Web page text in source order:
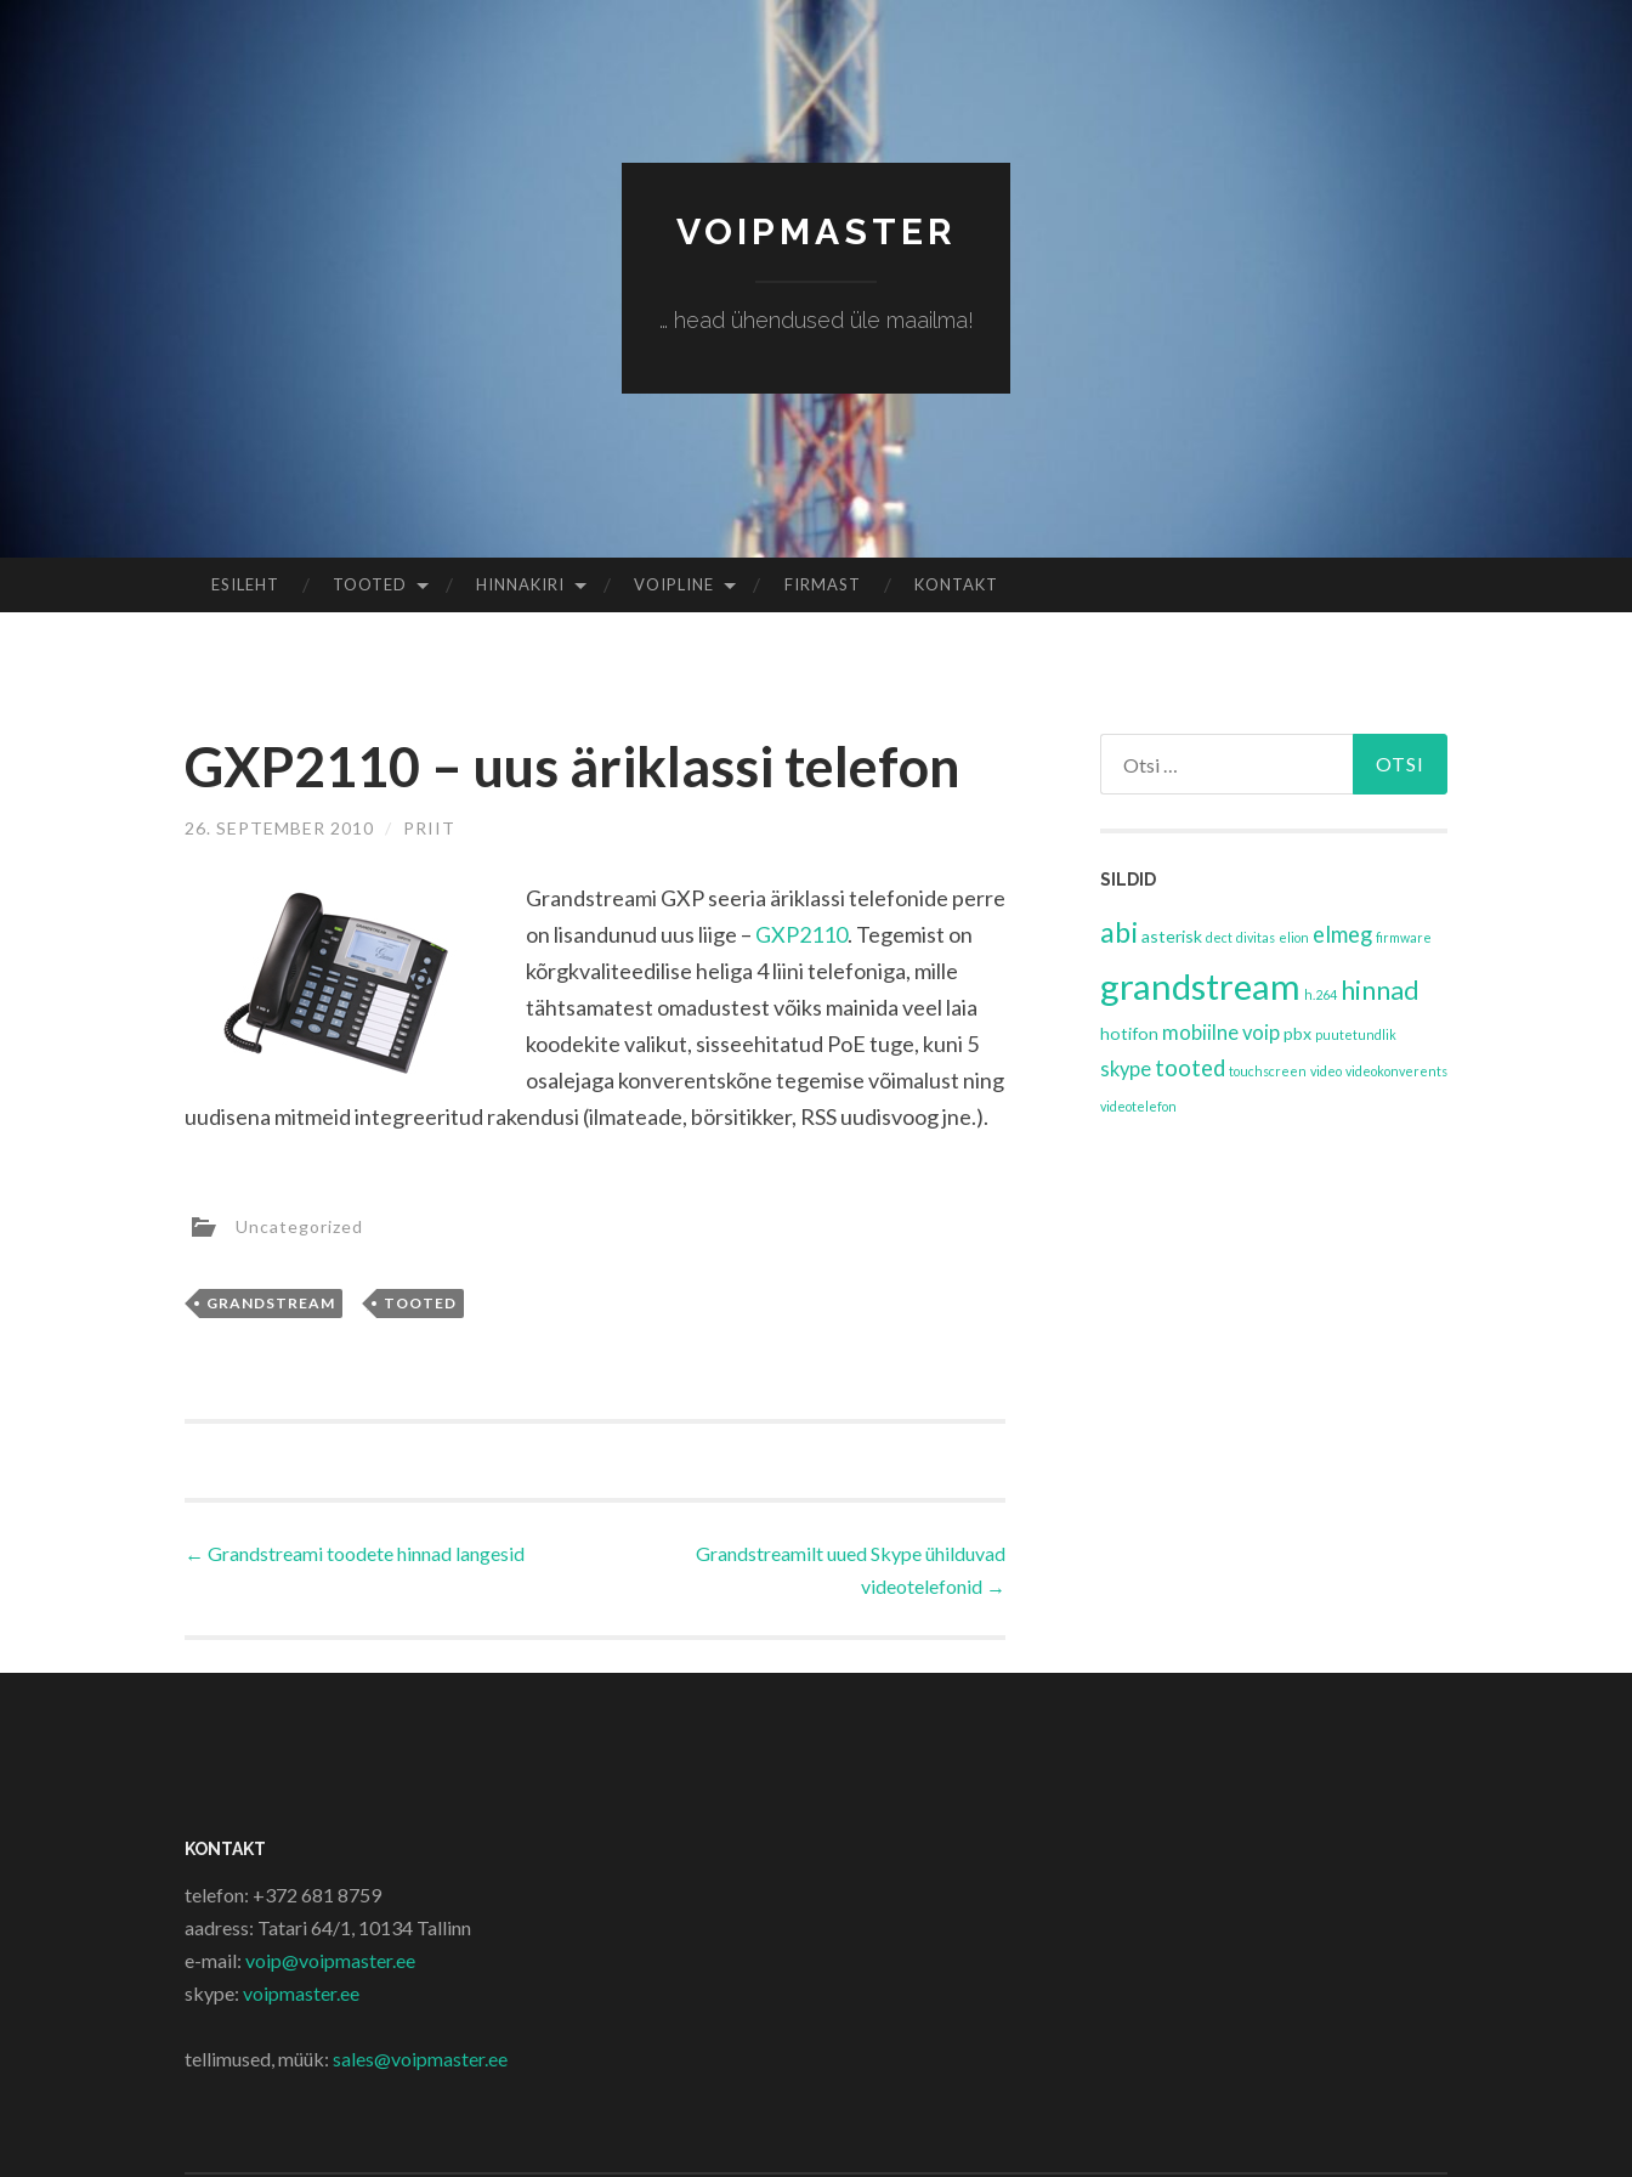
VOIPMASTER
… head ühendused üle maailma!
JUURDE
ESILEHT TOOTED HINNAKIRI VOIPLINE FIRMAST KONTAKT
GXP2110 – uus äriklassi telefon
26. SEPTEMBER 2010 / PRIIT
Grandstreami GXP seeria äriklassi telefonide perre
on lisandunud uus liige – GXP2110. Tegemist on
kõrgkvaliteedilise heliga 4 liini telefoniga, mille
tähtsamatest omadustest võiks mainida veel laia
koodekite valikut, sisseehitatud PoE tuge, kuni 5
osalejaga konverentskõne tegemise võimalust ning
uudisena mitmeid integreeritud rakendusi (ilmateade, börsitikker, RSS uudisvoog jne.).
Uncategorized
GRANDSTREAM , TOOTED
Navigeerimine
← Grandstreami toodete hinnad langesid
Grandstreamilt uued Skype ühilduvad
videotelefonid →
SILDID
abi asterisk dect divitas elion elmeg firmware
grandstream h.264 hinnad
hotifon mobiilne voippbx puutetundlik
skype tooted touchscreen video videokonverents
videotelefon
KONTAKT
telefon: +372 681 8759
aadress: Tatari 64/1, 10134 Tallinn
e-mail: voip@voipmaster.ee
skype: voipmaster.ee
tellimused, müük: sales@voipmaster.ee